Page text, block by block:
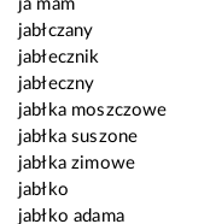
ja mam
jabłczany
jabłecznik
jabłeczny
jabłka moszczowe
jabłka suszone
jabłka zimowe
jabłko
jabłko adama